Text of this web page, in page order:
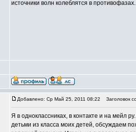
источники волн колеблятся в противофазах.
Добавлено: Ср Май 25, 2011 08:22 Заголовок
Я в одноклассниках, в контакте и на мейл
детьми из класса моих детей, обсуждаем